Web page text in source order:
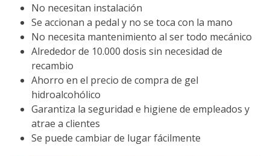
No necesitan instalación
Se accionan a pedal y no se toca con la mano
No necesita mantenimiento al ser todo mecánico
Alrededor de 10.000 dosis sin necesidad de
recambio
Ahorro en el precio de compra de gel
hidroalcohólico
Garantiza la seguridad e higiene de empleados y
atrae a clientes
Se puede cambiar de lugar fácilmente